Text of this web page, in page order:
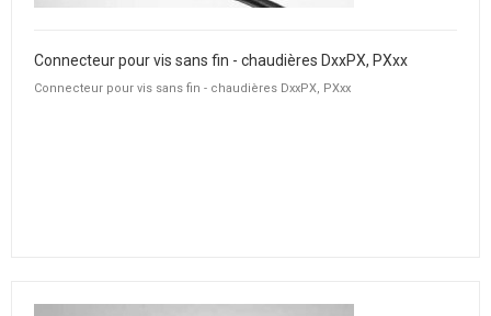
Connecteur pour vis sans fin - chaudières DxxPX, PXxx
Connecteur pour vis sans fin - chaudières DxxPX, PXxx